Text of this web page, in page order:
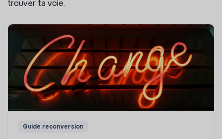
trouver ta voie.
Guide reconversion